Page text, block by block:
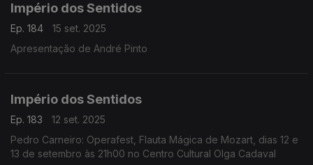
Império dos Sentidos
Ep. 184
15 set. 2025
Apresentação de André Pinto
Império dos Sentidos
Ep. 183
12 set. 2025
Pedro Carneiro: Operafest, Flauta Mágica de Mozart, dias 12 e
13 de setembro às 21h00 no Centro Cultural Olga Cadaval